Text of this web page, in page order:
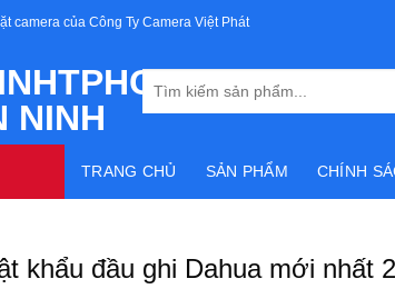
camera của Công Ty Camera Việt Phát
Tìm
TRANG CHỦ SẢN PHẨM CHÍNH
khẩu đầu ghi Dahua mới nhất